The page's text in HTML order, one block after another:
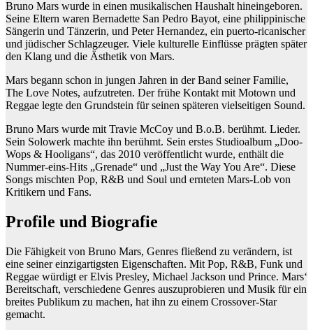
Bruno Mars wurde in einen musikalischen Haushalt hineingeboren.
Seine Eltern waren Bernadette San Pedro Bayot, eine philippinische
Sängerin und Tänzerin, und Peter Hernandez, ein puerto-ricanischer
und jüdischer Schlagzeuger. Viele kulturelle Einflüsse prägten später
den Klang und die Ästhetik von Mars.
Mars begann schon in jungen Jahren in der Band seiner Familie,
The Love Notes, aufzutreten. Der frühe Kontakt mit Motown und
Reggae legte den Grundstein für seinen späteren vielseitigen Sound.
Bruno Mars wurde mit Travie McCoy und B.o.B. berühmt. Lieder.
Sein Solowerk machte ihn berühmt. Sein erstes Studioalbum „Doo-
Wops & Hooligans“, das 2010 veröffentlicht wurde, enthält die
Nummer-eins-Hits „Grenade“ und „Just the Way You Are“. Diese
Songs mischten Pop, R&B und Soul und ernteten Mars-Lob von
Kritikern und Fans.
Profile und Biografie
Die Fähigkeit von Bruno Mars, Genres fließend zu verändern, ist
eine seiner einzigartigsten Eigenschaften. Mit Pop, R&B, Funk und
Reggae würdigt er Elvis Presley, Michael Jackson und Prince. Mars‘
Bereitschaft, verschiedene Genres auszuprobieren und Musik für ein
breites Publikum zu machen, hat ihn zu einem Crossover-Star
gemacht.